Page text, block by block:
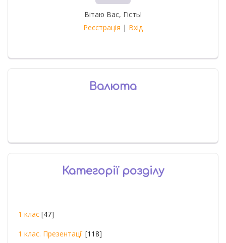
Вітаю Вас, Гість!
Реєстрація | Вхід
Валюта
Категорії розділу
1 клас [47]
1 клас. Презентації [118]